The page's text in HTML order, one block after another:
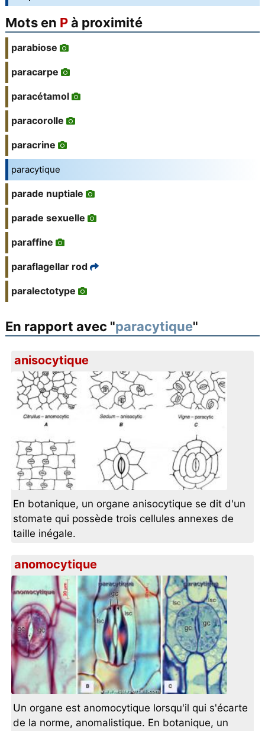
Mots en Pà proximité
parabiose
paracarpe
paracétamol
paracorolle
paracrine
paracytique
parade nuptiale
parade sexuelle
paraffine
paraflagellar rod
paralectotype
En rapport avec "paracytique"
anisocytique
En botanique, un organe anisocytique se dit d'un
stomate qui possède trois cellules annexes de
taille inégale.
anomocytique
Un organe est anomocytique lorsqu'il qui s'écarte
de la norme, anomalistique. En botanique, un